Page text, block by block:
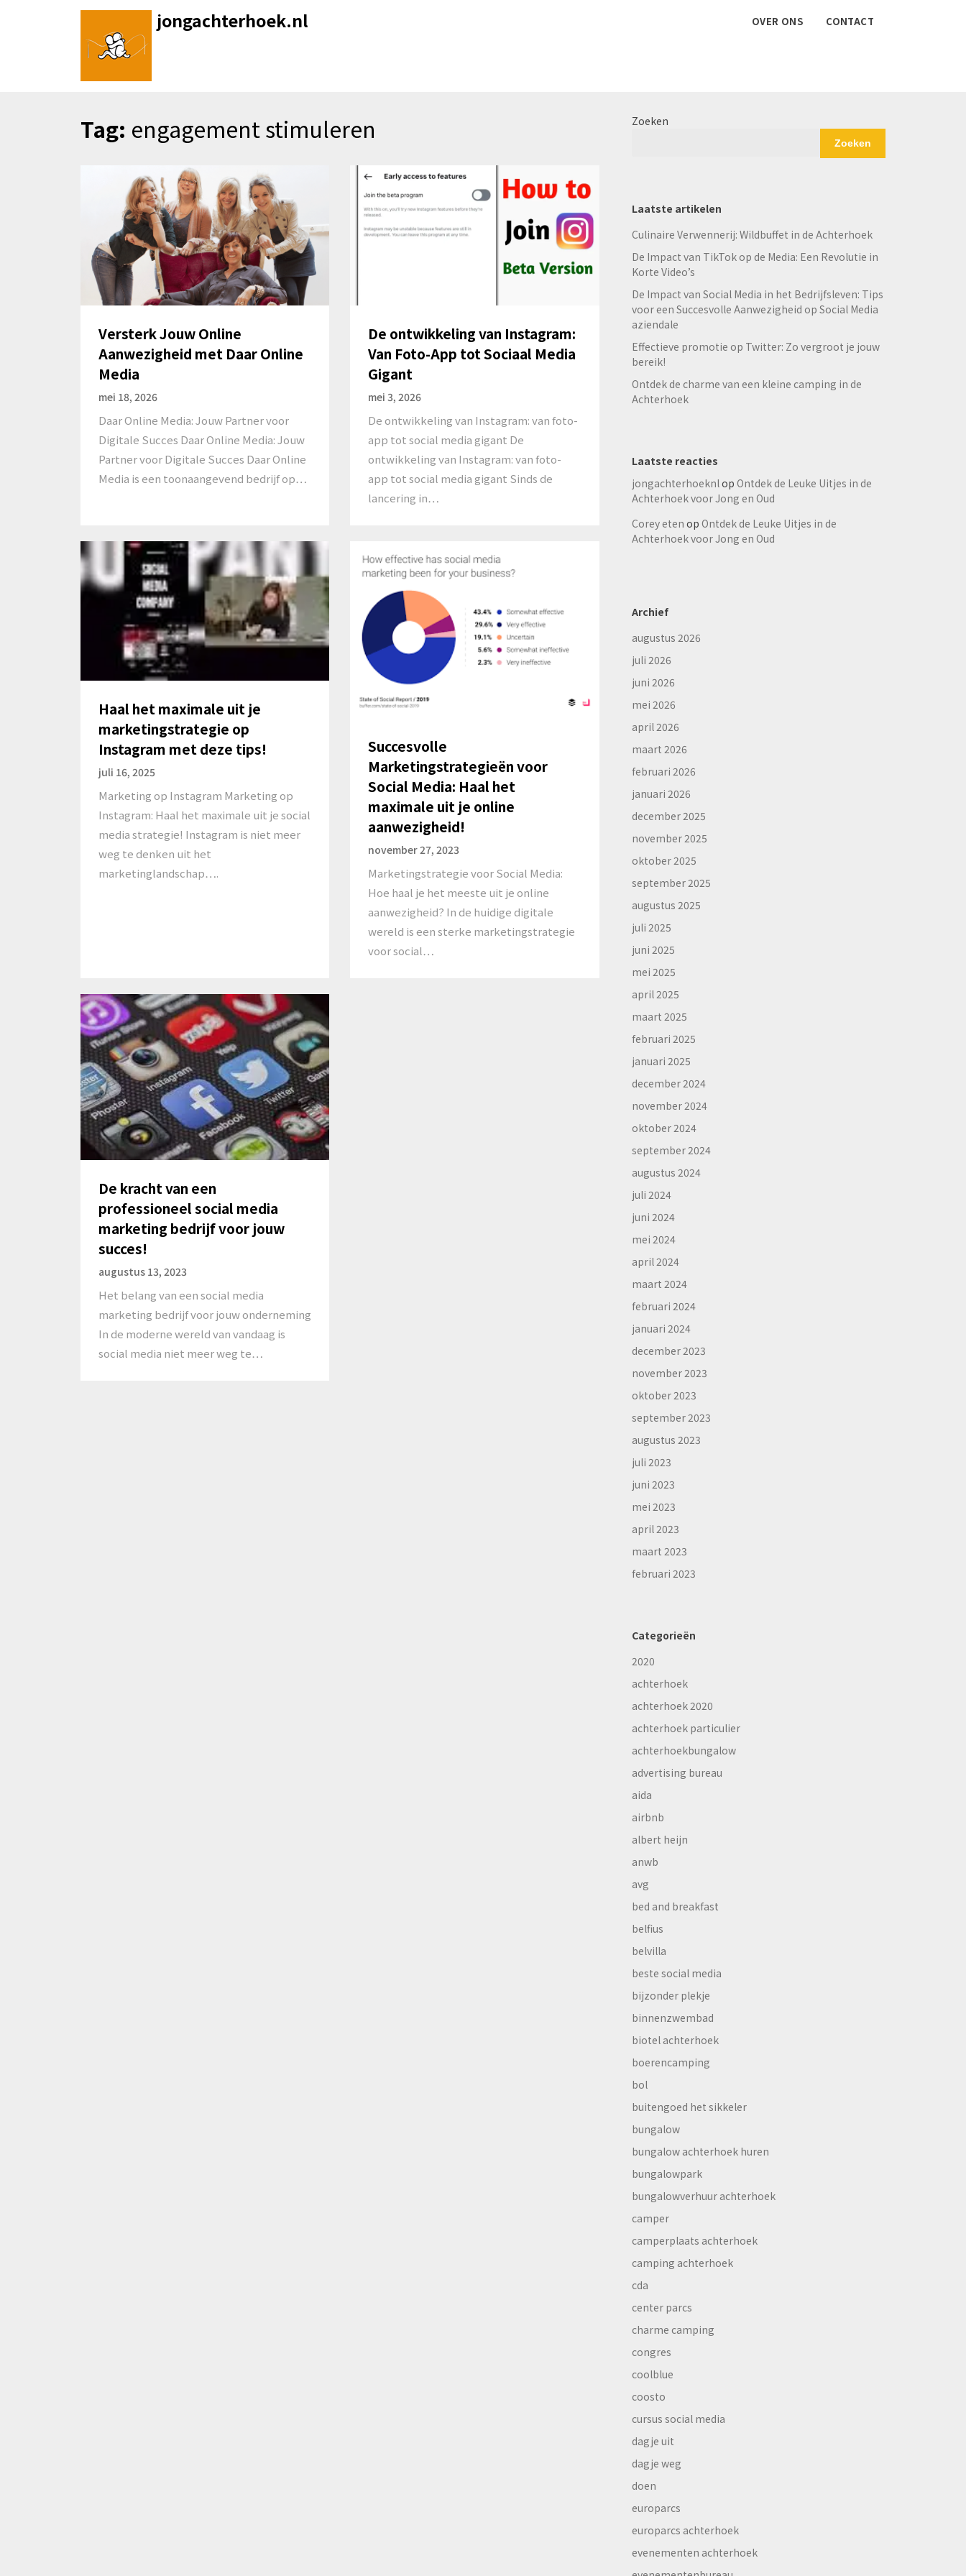
jongachterhoek.nl OVER ONS CONTACT
Tag: engagement stimuleren
Versterk Jouw Online
Aanwezigheid met Daar Online
Media
mei 18, 2026
Daar Online Media: Jouw Partner voor
Digitale Succes Daar Online Media: Jouw
Partner voor Digitale Succes Daar Online
Media is een toonaangevend bedrijf op…
De ontwikkeling van Instagram:
Van Foto-App tot Sociaal Media
Gigant
mei 3, 2026
De ontwikkeling van Instagram: van foto-
app tot social media gigant De
ontwikkeling van Instagram: van foto-
app tot social media gigant Sinds de
lancering in…
Haal het maximale uit je
marketingstrategie op
Instagram met deze tips!
juli 16, 2025
Marketing op Instagram Marketing op
Instagram: Haal het maximale uit je social
media strategie! Instagram is niet meer
weg te denken uit het
marketinglandschap….
Succesvolle
Marketingstrategieën voor
Social Media: Haal het
maximale uit je online
aanwezigheid!
november 27, 2023
Marketingstrategie voor Social Media:
Hoe haal je het meeste uit je online
aanwezigheid? In de huidige digitale
wereld is een sterke marketingstrategie
voor social…
De kracht van een
professioneel social media
marketing bedrijf voor jouw
succes!
augustus 13, 2023
Het belang van een social media
marketing bedrijf voor jouw onderneming
In de moderne wereld van vandaag is
social media niet meer weg te…
Zoeken
Zoeken
Laatste artikelen
Culinaire Verwennerij: Wildbuffet in de Achterhoek
De Impact van TikTok op de Media: Een Revolutie in
Korte Video’s
De Impact van Social Media in het Bedrijfsleven: Tips
voor een Succesvolle Aanwezigheid op Social Media
aziendale
Effectieve promotie op Twitter: Zo vergroot je jouw
bereik!
Ontdek de charme van een kleine camping in de
Achterhoek
Laatste reacties
jongachterhoeknlop Ontdek de Leuke Uitjes in de
Achterhoek voor Jong en Oud
Corey eten op Ontdek de Leuke Uitjes in de
Achterhoek voor Jong en Oud
Archief
augustus 2026
juli 2026
juni 2026
mei 2026
april 2026
maart 2026
februari 2026
januari 2026
december 2025
november 2025
oktober 2025
september 2025
augustus 2025
juli 2025
juni 2025
mei 2025
april 2025
maart 2025
februari 2025
januari 2025
december 2024
november 2024
oktober 2024
september 2024
augustus 2024
juli 2024
juni 2024
mei 2024
april 2024
maart 2024
februari 2024
januari 2024
december 2023
november 2023
oktober 2023
september 2023
augustus 2023
juli 2023
juni 2023
mei 2023
april 2023
maart 2023
februari 2023
Categorieën
2020
achterhoek
achterhoek 2020
achterhoek particulier
achterhoekbungalow
advertising bureau
aida
airbnb
albert heijn
anwb
avg
bed and breakfast
belfius
belvilla
beste social media
bijzonder plekje
binnenzwembad
biotel achterhoek
boerencamping
bol
buitengoed het sikkeler
bungalow
bungalow achterhoek huren
bungalowpark
bungalowverhuur achterhoek
camper
camperplaats achterhoek
camping achterhoek
cda
center parcs
charme camping
congres
coolblue
coosto
cursus social media
dagje uit
dagje weg
doen
europarcs
europarcs achterhoek
evenementen achterhoek